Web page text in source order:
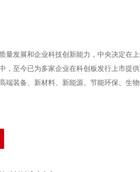
量发展和企业科技创新能力，中央决定在
，至今已为多家企业在科创板发行上市提
端装备、新材料、新能源、节能环保、生